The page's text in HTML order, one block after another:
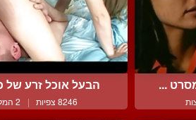
... הבעל אוכל זרע של
8246 צפיות | 2 המלצות